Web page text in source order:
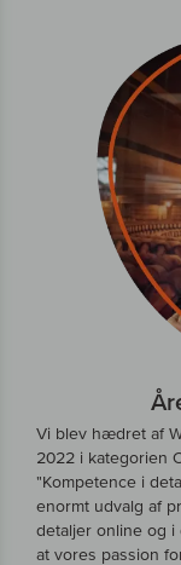
Vi blev hædret af
2022 i kategorien
"Kompetence i
enormt udvalg af
detaljer online og
at vores passion